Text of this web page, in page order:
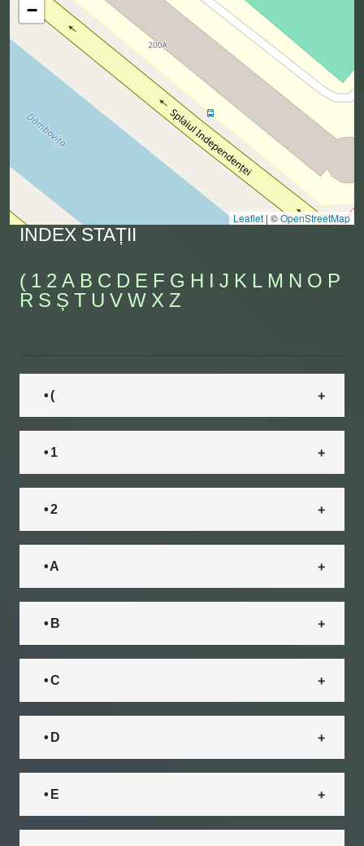
−
Leaflet | ©OpenStreetMap
INDEX STAȚII
( 1 2 A B C D E F G H I J K L M N O P
R S Ș T U V W X Z
• (
• 1
• 2
• A
• B
• C
• D
• E